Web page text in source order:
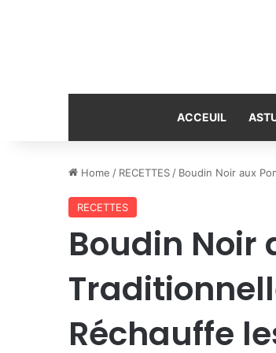
ACCEUIL
Home / RECETTES / Boudin Noir aux
RECETTES
Boudin Noir
Réchauffe